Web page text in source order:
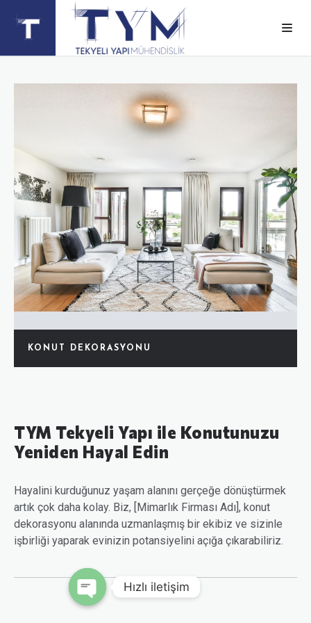
KONUT DEKORASYONU
TYM Tekyeli Yapı ile Konutunuzu
Yeniden Hayal Edin
Hayalini kurduğunuz yaşam alanını gerçeğe dönüştürmek
artık çok daha kolay. Biz, [Mimarlık Firması Adı], konut
dekorasyonu alanında uzmanlaşmış bir ekibiz ve sizinle
işbirliği yaparak evinizin potansiyelini açığa çıkarabiliriz.
Hızlı iletişim